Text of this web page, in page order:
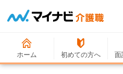
ホーム 初めての方へ 面